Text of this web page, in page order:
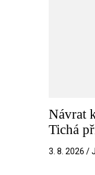
Návrat
Tichá
3. 8. 2026 /